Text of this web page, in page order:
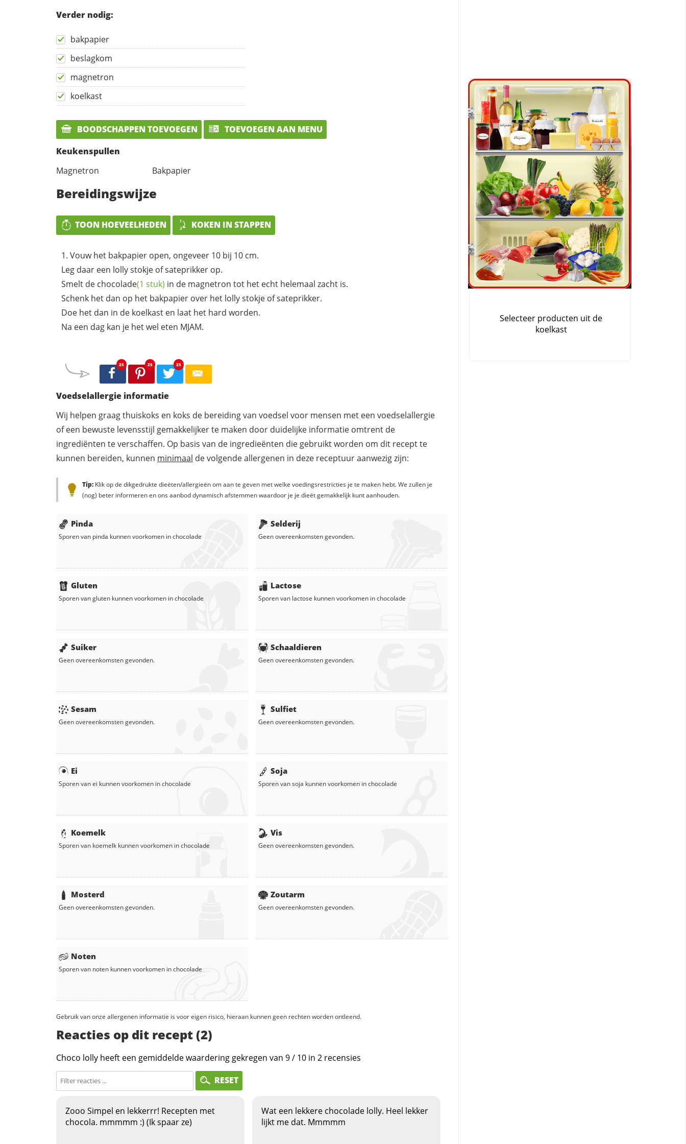
Verder nodig:
bakpapier
beslagkom
magnetron
koelkast
BOODSCHAPPEN TOEVOEGEN
TOEVOEGEN AAN MENU
Keukenspullen
Magnetron
Bakpapier
Bereidingswijze
TOON HOEVEELHEDEN KOKEN IN STAPPEN
Vouw het bakpapier open, ongeveer 10 bij 10 cm.
Leg daar een lolly stokje of sateprikker op.
Smelt de chocolade(1 stuk) in de magnetron tot het echt helemaal zacht is.
Schenk het dan op het bakpapier over het lolly stokje of sateprikker.
Doe het dan in de koelkast en laat het hard worden.
Na een dag kan je het wel eten MJAM.
25 25 25
Voedselallergie informatie
Wij helpen graag thuiskoks en koks de bereiding van voedsel voor mensen met een voedselallergie
of een bewuste levensstijl gemakkelijker te maken door duidelijke informatie omtrent de
ingrediënten te verschaffen. Op basis van de ingredieënten die gebruikt worden om dit recept te
kunnen bereiden, kunnen minimaal de volgende allergenen in deze receptuur aanwezig zijn:
Tip: Klik op de dikgedrukte dieëten/allergieën om aan te geven met welke voedingsrestricties je te maken hebt. We zullen je
(nog) beter informeren en ons aanbod dynamisch afstemmen waardoor je je dieët gemakkelijk kunt aanhouden.
Pinda
Sporen van pinda kunnen voorkomen inchocolade
Gluten
Sporen van gluten kunnen voorkomen inchocolade
Suiker
Geen overeenkomsten gevonden.
Sesam
Geen overeenkomsten gevonden.
Ei
Sporen van ei kunnen voorkomen inchocolade
Koemelk
Sporen van koemelk kunnen voorkomen inchocolade
Mosterd
Geen overeenkomsten gevonden.
Noten
Sporen van noten kunnen voorkomen inchocolade
Selderij
Geen overeenkomsten gevonden.
Lactose
Sporen van lactose kunnen voorkomen inchocolade
Schaaldieren
Geen overeenkomsten gevonden.
Sulfiet
Geen overeenkomsten gevonden.
Soja
Sporen van soja kunnen voorkomen inchocolade
Vis
Geen overeenkomsten gevonden.
Zoutarm
Geen overeenkomsten gevonden.
Gebruik van onze allergenen informatie is voor eigen risico, hieraan kunnen geen rechten worden ontleend.
Reacties op dit recept (2)
Choco lolly heeft een gemiddelde waardering gekregen van 9/ 10 in 2 recensies
RESET
Zooo Simpel en lekkerrr! Recepten met
chocola. mmmmm :) (Ik spaar ze)
Wat een lekkere chocolade lolly. Heel lekker
lijkt me dat. Mmmmm